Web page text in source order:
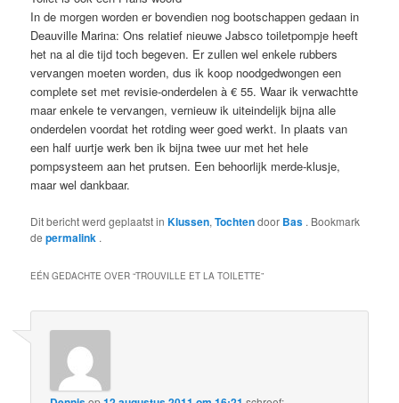
In de morgen worden er bovendien nog bootschappen gedaan in
Deauville Marina: Ons relatief nieuwe Jabsco toiletpompje heeft
het na al die tijd toch begeven. Er zullen wel enkele rubbers
vervangen moeten worden, dus ik koop noodgedwongen een
complete set met revisie-onderdelen à € 55. Waar ik verwachtte
maar enkele te vervangen, vernieuw ik uiteindelijk bijna alle
onderdelen voordat het rotding weer goed werkt. In plaats van
een half uurtje werk ben ik bijna twee uur met het hele
pompsysteem aan het prutsen. Een behoorlijk merde-klusje,
maar wel dankbaar.
Dit bericht werd geplaatst inKlussen,Tochtendoor Bas . Bookmark
depermalink .
EÉN GEDACHTE OVER “TROUVILLE ET LA TOILETTE”